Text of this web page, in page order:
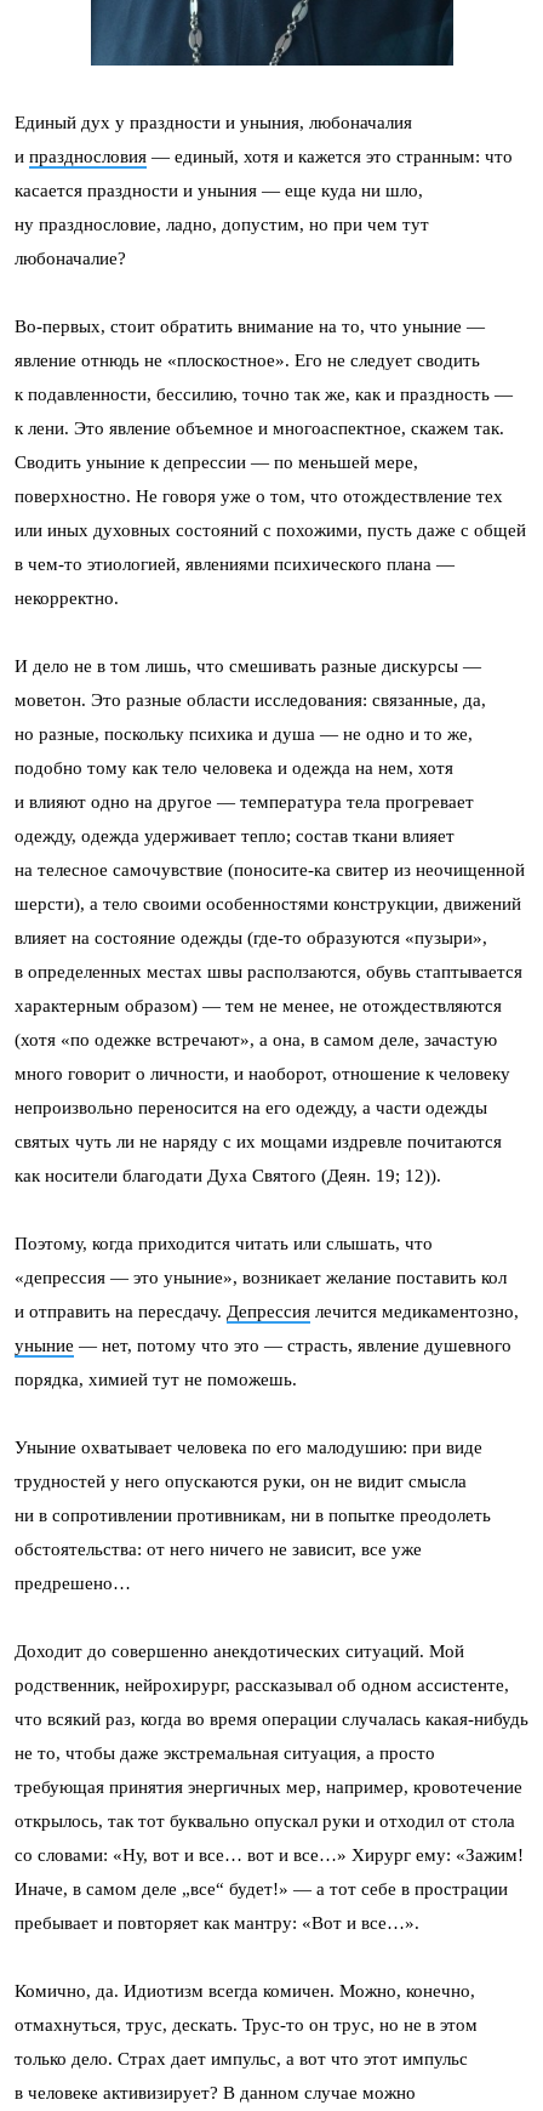
Единый дух у праздности и уныния, любоначалия
и празднословия — единый, хотя и кажется это странным: что
касается праздности и уныния — еще куда ни шло,
ну празднословие, ладно, допустим, но при чем тут
любоначалие?
Во-первых, стоит обратить внимание на то, что уныние —
явление отнюдь не «плоскостное». Его не следует сводить
к подавленности, бессилию, точно так же, как и праздность —
к лени. Это явление объемное и многоаспектное, скажем так.
Сводить уныние к депрессии — по меньшей мере,
поверхностно. Не говоря уже о том, что отождествление тех
или иных духовных состояний с похожими, пусть даже с общей
в чем-то этиологией, явлениями психического плана —
некорректно.
И дело не в том лишь, что смешивать разные дискурсы —
моветон. Это разные области исследования: связанные, да,
но разные, поскольку психика и душа — не одно и то же,
подобно тому как тело человека и одежда на нем, хотя
и влияют одно на другое — температура тела прогревает
одежду, одежда удерживает тепло; состав ткани влияет
на телесное самочувствие (поносите-ка свитер из неочищенной
шерсти), а тело своими особенностями конструкции, движений
влияет на состояние одежды (где-то образуются «пузыри»,
в определенных местах швы расползаются, обувь стаптывается
характерным образом) — тем не менее, не отождествляются
(хотя «по одежке встречают», а она, в самом деле, зачастую
много говорит о личности, и наоборот, отношение к человеку
непроизвольно переносится на его одежду, а части одежды
святых чуть ли не наряду с их мощами издревле почитаются
как носители благодати Духа Святого (Деян. 19; 12)).
Поэтому, когда приходится читать или слышать, что
«депрессия — это уныние», возникает желание поставить кол
и отправить на пересдачу. Депрессия лечится медикаментозно,
уныние — нет, потому что это — страсть, явление душевного
порядка, химией тут не поможешь.
Уныние охватывает человека по его малодушию: при виде
трудностей у него опускаются руки, он не видит смысла
ни в сопротивлении противникам, ни в попытке преодолеть
обстоятельства: от него ничего не зависит, все уже
предрешено…
Доходит до совершенно анекдотических ситуаций. Мой
родственник, нейрохирург, рассказывал об одном ассистенте,
что всякий раз, когда во время операции случалась какая-нибудь
не то, чтобы даже экстремальная ситуация, а просто
требующая принятия энергичных мер, например, кровотечение
открылось, так тот буквально опускал руки и отходил от стола
со словами: «Ну, вот и все… вот и все…» Хирург ему: «Зажим!
Иначе, в самом деле „все“ будет!» — а тот себе в прострации
пребывает и повторяет как мантру: «Вот и все…».
Комично, да. Идиотизм всегда комичен. Можно, конечно,
отмахнуться, трус, дескать. Трус-то он трус, но не в этом
только дело. Страх дает импульс, а вот что этот импульс
в человеке активизирует? В данном случае можно